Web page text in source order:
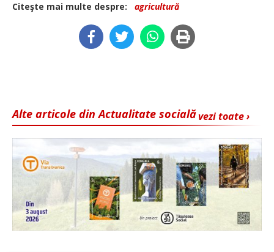
Citeşte mai multe despre:
agricultură
vezi toate ›
Alte articole din Actualitate socială